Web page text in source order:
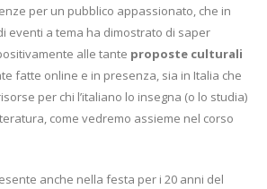
per un pubblico appassionato, che in
eventi a tema ha dimostrato di saper
alle tante proposte culturali
fatte online e in presenza, sia in Italia che
per chi l’italiano lo insegna (o lo studia)
come vedremo assieme nel corso
anche nella festa per i 20 anni del